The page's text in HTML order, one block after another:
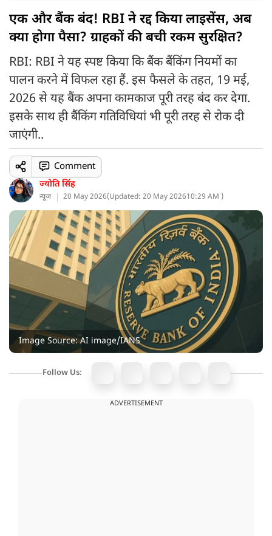
एक और बैंक बंद! RBI ने रद्द किया लाइसेंस, अब
क्या होगा पैसा? ग्राहकों की बची रकम सुरक्षित?
RBI: RBI ने यह स्पष्ट किया कि बैंक बैंकिंग नियमों का
पालन करने में विफल रहा हैं. इस फैसले के तहत, 19 मई,
2026 से यह बैंक अपना कामकाज पूरी तरह बंद कर देगा.
इसके साथ ही बैंकिंग गतिविधियां भी पूरी तरह से रोक दी
जाएंगी..
ज्योति सिंह
न्यूज 20 May 2026(Updated: 20 May 202610:29 AM )
Comment
Image Source: AI image/IANS
Follow Us:
ADVERTISEMENT